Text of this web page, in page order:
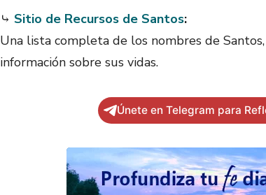
⤷ Sitio de Recursos de Santos:
Una lista completa de los nombres de
información sobre sus vidas.
Únete en Telegram para